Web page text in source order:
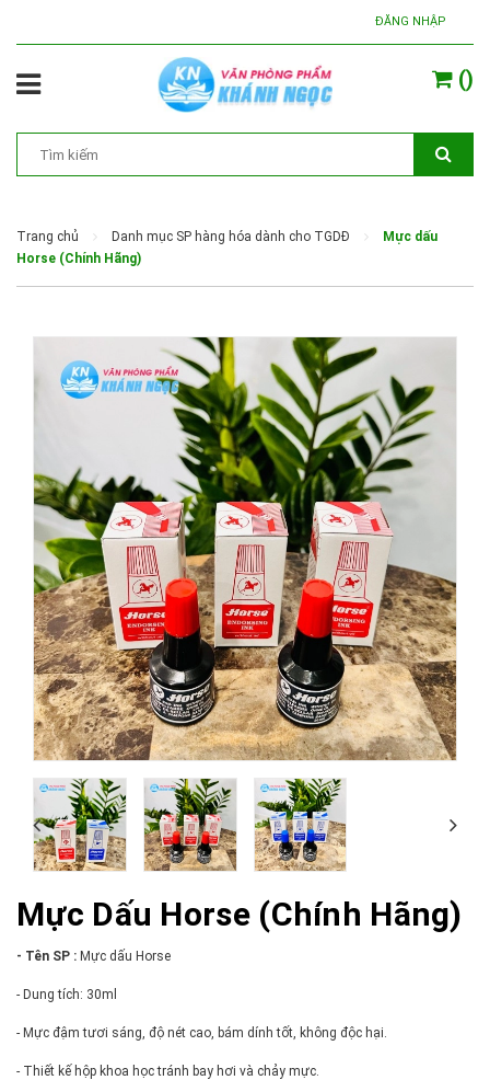
ĐĂNG NHẬP
()
Trang chủ Danh mục SP hàng hóa dành cho TGDĐ
Mực dấu
Horse (Chính Hãng)
Mực Dấu Horse (Chính Hãng)
- Tên SP : Mực dấu Horse
- Dung tích: 30ml
- Mực đậm tươi sáng, độ nét cao, bám dính tốt, không độc hại.
- Thiết kế hộp khoa học tránh bay hơi và chảy mực.